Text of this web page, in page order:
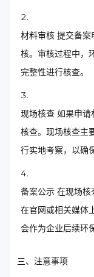
材料审核 提交备
核。审核过程中，
完整性进行核查。
现场核查 如果申
核查。现场核查主
行实地考察，以确
备案公示 在现场
在官网或相关媒体
会作为企业后续环
三、注意事项